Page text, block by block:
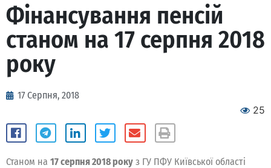
Фінансування пенсій
станом на 17 серпня 2018
року
17 Серпня, 2018
25
Станом на 17 серпня 2018 року з ГУ ПФУ Київської області